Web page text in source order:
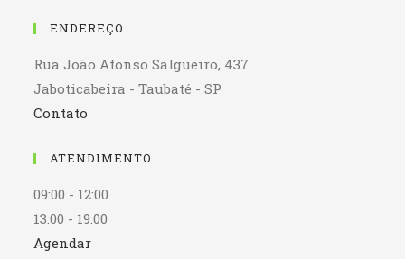
ENDEREÇO
Rua João Afonso Salgueiro, 437
Jaboticabeira - Taubaté - SP
Contato
ATENDIMENTO
09:00 - 12:00
13:00 - 19:00
Agendar